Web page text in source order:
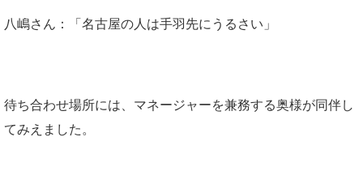
八嶋さん：「名古屋の人は手羽先にうるさい」
待ち合わせ場所には、マネージャーを兼務する奥様が同伴し
てみえました。